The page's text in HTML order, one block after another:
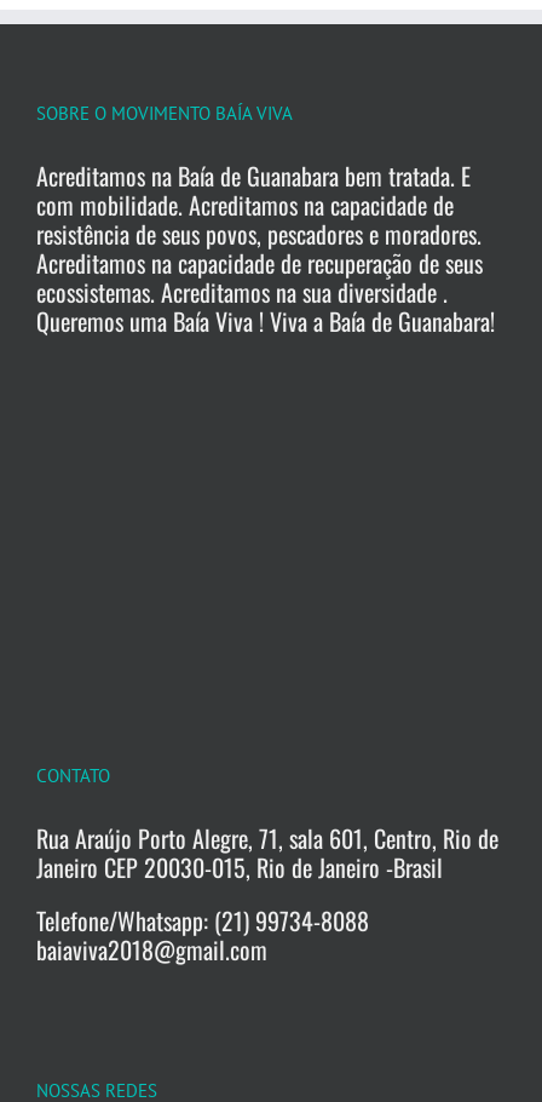
SOBRE O MOVIMENTO BAÍA VIVA
Acreditamos na Baía de Guanabara bem tratada. E
com mobilidade. Acreditamos na capacidade de
resistência de seus povos, pescadores e moradores.
Acreditamos na capacidade de recuperação de seus
ecossistemas. Acreditamos na sua diversidade .
Queremos uma Baía Viva ! Viva a Baía de Guanabara!
CONTATO
Rua Araújo Porto Alegre, 71, sala 601, Centro, Rio de
Janeiro CEP 20030-015, Rio de Janeiro -Brasil
Telefone/Whatsapp: (21) 99734-8088
baiaviva2018@gmail.com
NOSSAS REDES